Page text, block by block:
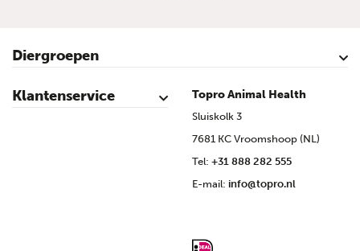
Diergroepen
Rundvee
Kalveren
Schapen
Schaap lammeren
Geiten
Geit lammeren
Varkens
Biggen
Pluimvee
Klantenservice
Contact
Mijn account
Veilig winkelen
Algemene voorwaarden
Privacy- en cookieverklaring
Disclaimer
Bronvermelding
Sitemap
Topro Partners
Cow Programme krant archief
Topro Animal Health
Sluiskolk 3
7681 KC Vroomshoop (NL)
Tel: +31 888 282 555
E-mail: info@topro.nl